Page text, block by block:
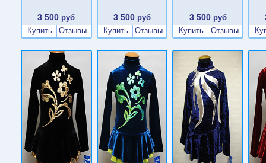
3 500 руб
Купить
Отзывы
3 500 руб
Купить
Отзывы
3 500руб
Купить
Отзывы